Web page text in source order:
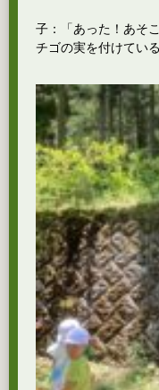
子：「あった！あそ
チゴの実を付けてい